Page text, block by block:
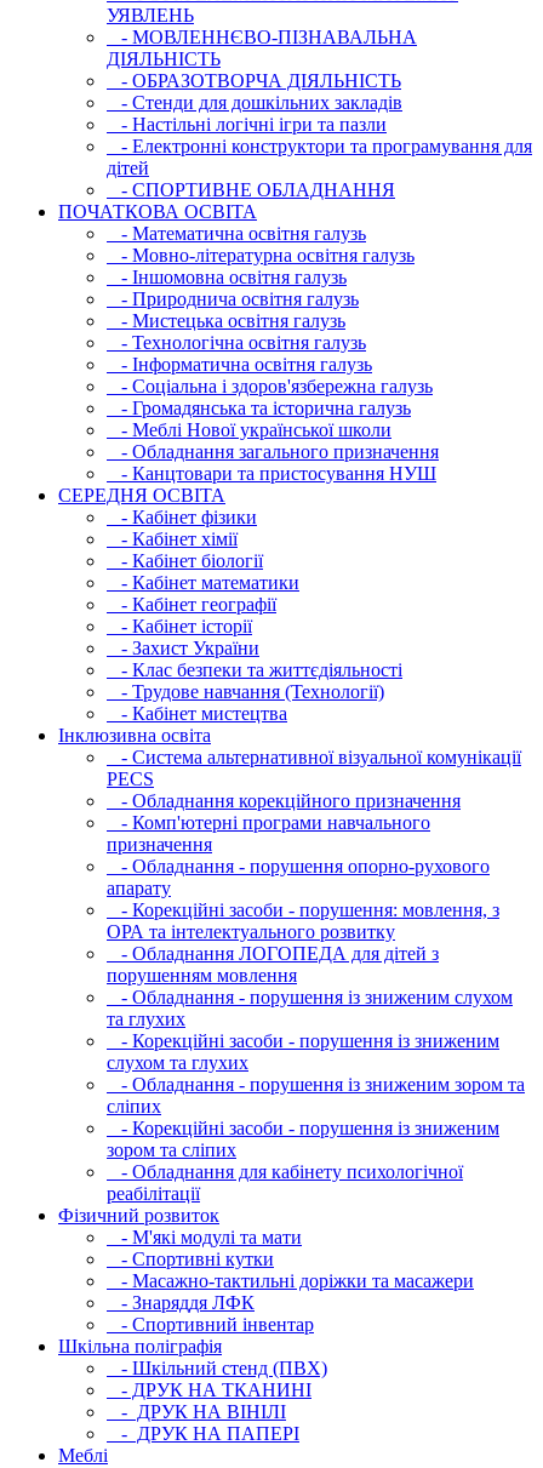
УЯВЛЕНЬ
- МОВЛЕННЄВО-ПІЗНАВАЛЬНА
ДІЯЛЬНІСТЬ
- ОБРАЗОТВОРЧА ДІЯЛЬНІСТЬ
- Стенди для дошкільних закладів
- Настільні логічні ігри та пазли
- Електронні конструктори та програмування для
дітей
- СПОРТИВНЕ ОБЛАДНАННЯ
ПОЧАТКОВА ОСВIТА
- Математична освітня галузь
- Мовно-літературна освітня галузь
- Iншомовна освітня галузь
- Природнича освітня галузь
- Мистецька освітня галузь
- Технологічна освітня галузь
- Інфopматична освітня галузь
- Соціальна і здоров'язбережна галузь
- Громадянська та історична галузь
- Меблі Нової української школи
- Обладнання загального призначення
- Канцтовари та пристосування НУШ
СЕРЕДНЯ ОСВIТА
- Кабінет фізики
- Кабінет хімії
- Кабінет біології
- Кабінет математики
- Кабінет географії
- Кабінет історії
- Захист України
- Клас безпеки та життєдіяльності
- Трудове навчання (Технології)
- Кабінет мистецтва
Інклюзивна освіта
- Система альтернативної візуальної комунікації
PECS
- Обладнання корекційного призначення
- Комп'ютерні програми навчального
призначення
- Обладнання - порушення опорно-рухового
апарату
- Корекційні засоби - порушення: мовлення, з
ОРА та інтелектуального розвитку
- Обладнання ЛОГОПЕДА для дітей з
порушенням мовлення
- Обладнання - порушення із зниженим слухом
та глухих
- Корекційні засоби - порушення із зниженим
слухом та глухих
- Обладнання - порушення із зниженим зором та
сліпих
- Корекційні засоби - порушення із зниженим
зором та сліпих
- Обладнання для кабінету психологічної
реабілітації
Фізичний розвиток
- М'які модулi та мати
- Спортивні кутки
- Масажно-тактильні доріжки та масажери
- Знаряддя ЛФК
- Спортивний інвентар
Шкільна поліграфія
- Шкільний стенд (ПВХ)
- ДРУК НА ТКАНИНІ
- ДРУК НА ВІНІЛІ
- ДРУК НА ПАПЕРІ
Меблі